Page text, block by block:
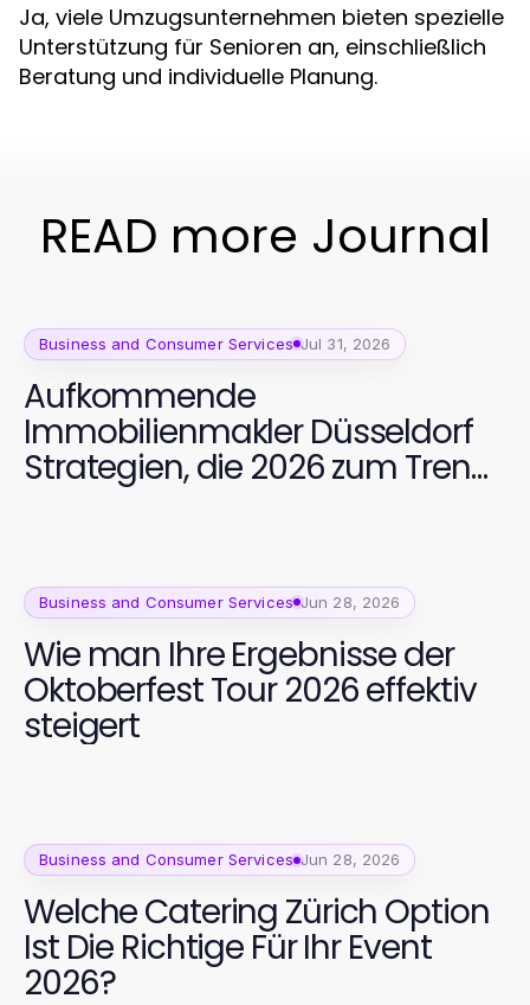
Ja, viele Umzugsunternehmen bieten spezielle
Unterstützung für Senioren an, einschließlich
Beratung und individuelle Planung.
READ more Journal
Business and Consumer Services Jul 31, 2026
Aufkommende
Immobilienmakler Düsseldorf
Strategien, die 2026 zum Trend
werden
Business and Consumer Services Jun 28, 2026
Wie man Ihre Ergebnisse der
Oktoberfest Tour 2026 effektiv
steigert
Business and Consumer Services Jun 28, 2026
Welche Catering Zürich Option
Ist Die Richtige Für Ihr Event
2026?